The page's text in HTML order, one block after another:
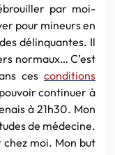
par moi-
pour mineurs en
délinquantes. Il
normaux… C’est
ces conditions
continuer à
à 21h30. Mon
de médecine.
chez moi. Mon but